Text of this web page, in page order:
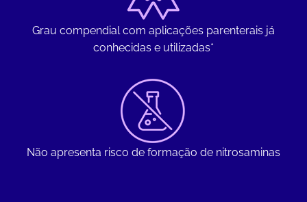
Grau compendial com aplicações parenterais já
conhecidas e utilizadas*
Não apresenta risco de formação de nitrosaminas